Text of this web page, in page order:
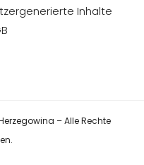
Inhalte
– Alle Rechte